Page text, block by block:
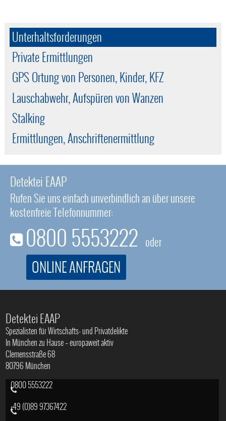
Unterhaltsforderungen
Private Ermittlungen
GPS Ortung von Personen, Kinder, KFZ
Lauschabwehr, Aufspüren von Wanzen
Stalking
Ermittlungen, Anschriftenermittlung
Detektei EAAP
Rufen Sie uns einfach unverbindlich an über unsere
kostenfreie Telefonnummer:
0800 5553222 oder
ONLINE ANFRAGEN
Detektei EAAP
Spezialisten für Wirtschafts- und Privatdelikte
In München zu Hause – europaweit aktiv
Clemensstraße 68
80796 München
0800 5553222
+49 (0)89 97367422